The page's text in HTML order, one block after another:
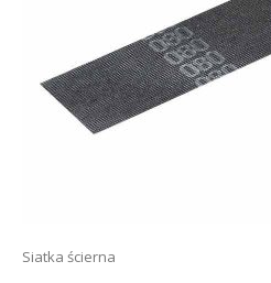
Siatka ścierna